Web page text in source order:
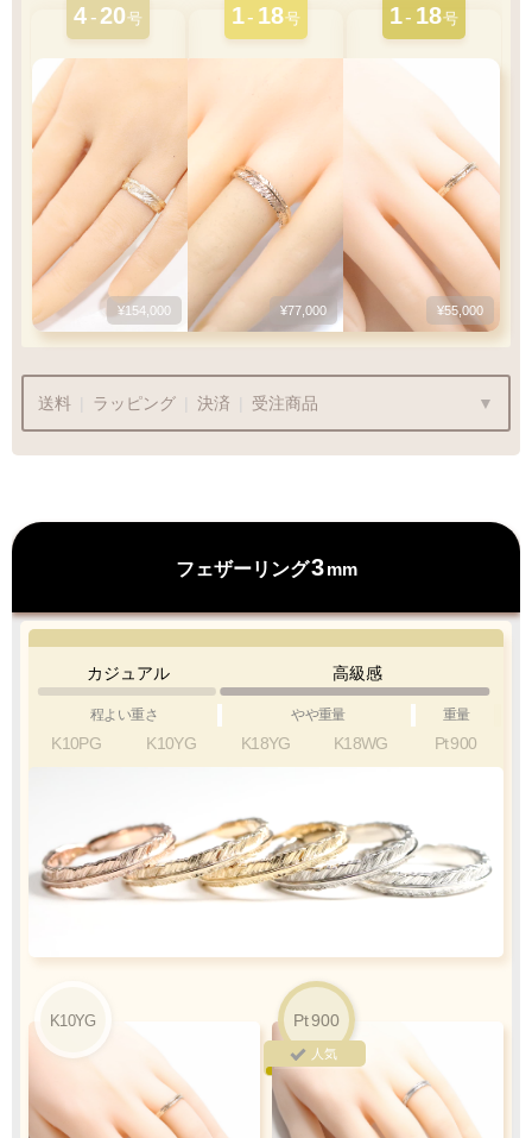
4 -20号 1- 18号 1- 18号
¥154,000 ¥77,000 ¥55,000
送料 ラッピング 決済 受注商品
ラッピングも承っております
プレゼント用でも安心してご利用いただけます
ラッピング
1商品¥1,100
最適なケースで
お届けします
クロネコwebコレクト／カード決済
ご利用限度額
1回のお買い物
¥300,000迄
フェザーリング3mm
カジュアル 高級感
程よい重さ やや重量 重量
K10PG K10YG K18YG K18WG Pt900
K10YG Pt900
人気